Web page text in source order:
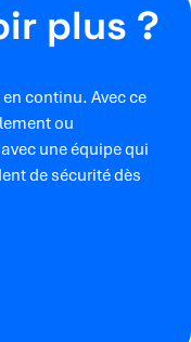
plus ?
continu. Avec ce
ou
une équipe qui
de sécurité dès